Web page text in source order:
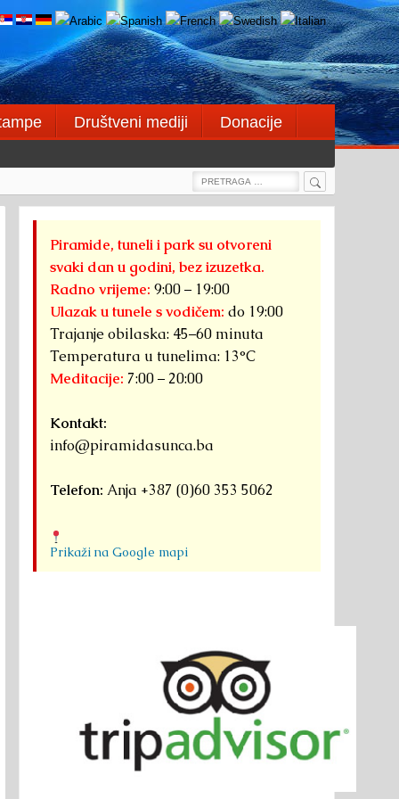
Društveni mediji
Donacije
Search
Search
Piramide, tuneli i park su otvoreni
svaki dan u godini, bez izuzetka.
Radno vrijeme: 9:00 – 19:00
Ulazak u tunele s vodičem: do 19:00
Trajanje obilaska: 45–60 minuta
Temperatura u tunelima: 13°C
Meditacije: 7:00 – 20:00
Kontakt:
info@piramidasunca.ba
Telefon: Anja +387 (0)60 353 5062
Prikaži na Google mapi